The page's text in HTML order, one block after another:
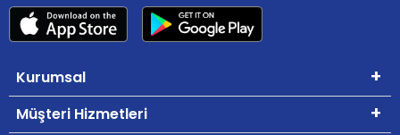
Kurumsal
Müşteri Hizmetleri